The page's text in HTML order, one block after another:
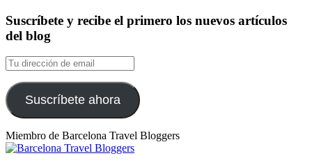
Suscríbete y recibe el primero los nuevos artículos
del blog
Tu
dirección
de
emailSuscríbete ahora
Miembro de Barcelona Travel Bloggers